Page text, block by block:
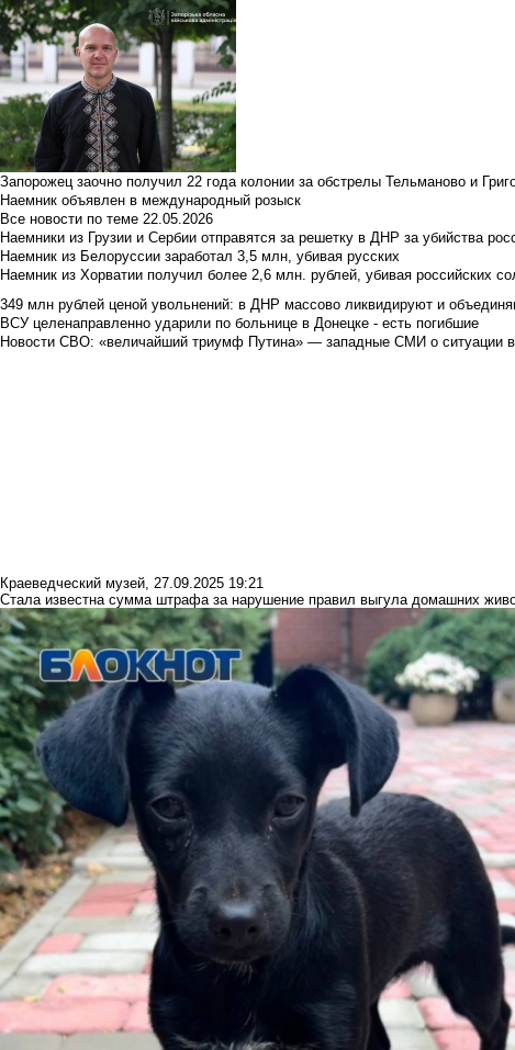
Запорожец заочно получил 22 года колонии за обстрелы Тельманово и
Наемник объявлен в международный розыск
Все новости по теме 22.05.2026
Наемники из Грузии и Сербии отправятся за решетку в ДНР за убийства
Наемник из Белоруссии заработал 3,5 млн, убивая русских
Наемник из Хорватии получил более 2,6 млн. рублей, убивая российских
349 млн рублей ценой увольнений: в ДНР массово ликвидируют и
ВСУ целенаправленно ударили по больнице в Донецке - есть погибшие
Новости СВО: «величайший триумф Путина» — западные СМИ о ситуации
Краеведческий музей 27.09.2025 19:21
Стала известна сумма штрафа за нарушение правил выгула домашних